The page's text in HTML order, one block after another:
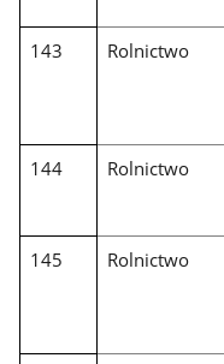
143 Rolnictwo
144 Rolnictwo
145 Rolnictwo